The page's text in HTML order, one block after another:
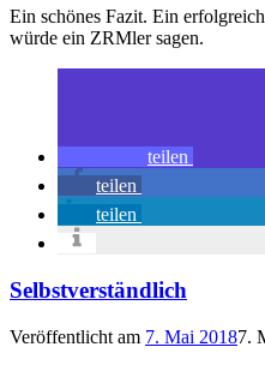
Ein schönes Fazit. Ein
würde ein ZRMler sagen.
teilen
teilen
teilen
Selbstverständlich
Veröffentlicht am 7. Mai 20187.